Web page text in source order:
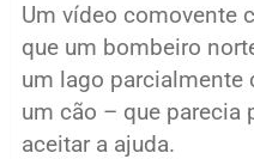
Um vídeo comovente
que um bombeiro
um lago parcialmente
um cão – que parecia
aceitar a ajuda.